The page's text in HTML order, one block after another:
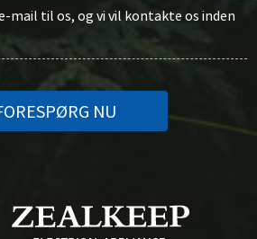
mail til os, og vi vil kontakte os inden
NU